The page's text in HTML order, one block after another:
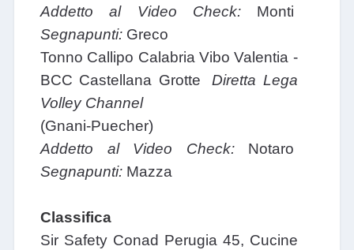
Addetto al Video Check:
Monti
Segnapunti: Greco
Tonno Callipo Calabria Vibo Valentia -
BCC Castellana Grotte
Diretta Lega
Volley Channel
(Gnani-Puecher)
Addetto al Video Check:
Notaro
Segnapunti: Mazza
Classifica
Sir Safety Conad Perugia 45, Cucine